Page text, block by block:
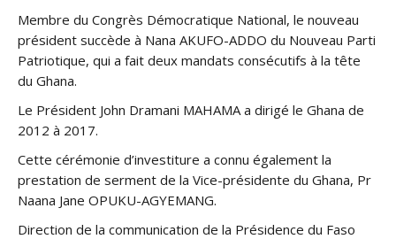
Membre du Congrès Démocratique National, le nouveau
président succède à Nana AKUFO-ADDO du Nouveau Parti
Patriotique, qui a fait deux mandats consécutifs à la tête
du Ghana.
Le Président John Dramani MAHAMA a dirigé le Ghana de
2012 à 2017.
Cette cérémonie d’investiture a connu également la
prestation de serment de la Vice-présidente du Ghana, Pr
Naana Jane OPUKU-AGYEMANG.
Direction de la communication de la Présidence du Faso